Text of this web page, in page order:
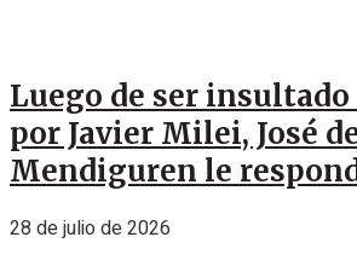
Luego de ser
por Javier Milei, José
Mendiguren le
28 de julio de 2026